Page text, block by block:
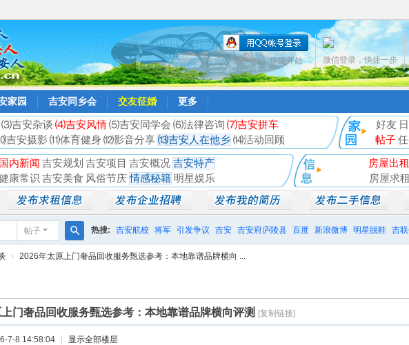
微信登录，快捷一步
只需一步，快速开始
家园 吉安同乡会 交友征婚 更多
⑶吉安杂谈 ⑷吉安风情⑸吉安同学会 ⑹法律咨询 ⑺吉安拼车
吉安摄影 ⑾体育健身 ⑿影音分享 ⒀吉安人在他乡 ⒁活动回顾
好友
帖子
国内新闻 吉安规划 吉安项目 吉安概况 吉安特产
康常识 吉安美食 风俗节庆 情感秘籍 明星娱乐
房屋出租
房屋求租
帖子
搜
热搜: 吉安航校 将军 引发争议 吉安 吉安府庐陵县 百度 新浪微博 明星脱鞋 吉
相亲聚会 井冈山
› 2026年太原上门奢品回收服务甄选参考：本地靠谱品牌横向 ...
门奢品回收服务甄选参考：本地靠谱品牌横向评测 [复制链接]
7-8 14:58:04 显示全部楼层